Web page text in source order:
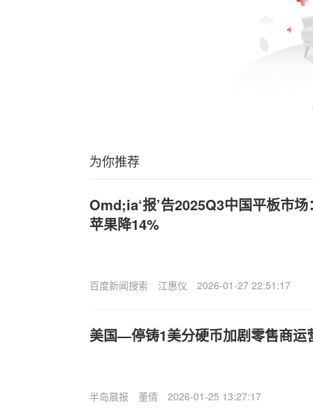
为你推荐
Omd;ia‘报’告2025Q3中国平板市
苹果降14%
百度新闻搜索 江惠仪 2026-01-27 22:51:17
美国—停铸1美分硬币加剧零售商运
半岛晨报 董倩 2026-01-25 13:27:17